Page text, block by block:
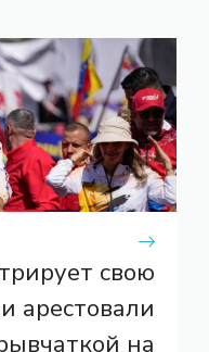
свою
арестовали
на